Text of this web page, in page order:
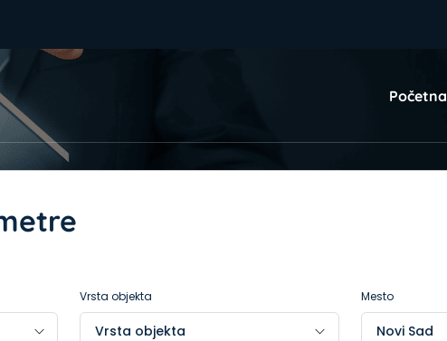
Početna
Vrsta objekta Mesto